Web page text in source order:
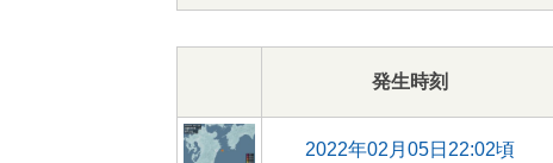
発生時刻
2022年02月05日22:02頃